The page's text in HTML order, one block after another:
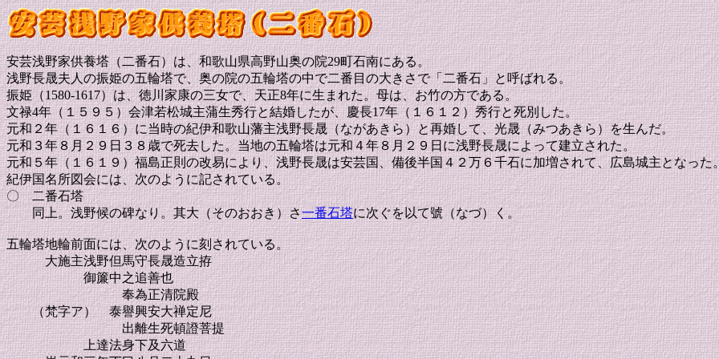
安芸浅野家供養塔（二番石）は、和歌山県高野山奥の院29町石南にある。
浅野長晟夫人の振姫の五輪塔で、奥の院の五輪塔の中で二番目の大きさで「二番石」と呼ばれる。
振姫（1580-1617）は、徳川家康の三女で、天正8年に生まれた。母は、お竹の方である。
文禄4年（１５９５）会津若松城主蒲生秀行と結婚したが、慶長17年（１６１２）秀行と死別した。
元和２年（１６１６）に当時の紀伊和歌山藩主浅野長晟（ながあきら）と再婚して、光晟（みつあきら）を生んだ。
元和３年８月２９日３８歳で死去した。当地の五輪塔は元和４年８月２９日に浅野長晟によって建立された。
元和５年（１６１９）福島正則の改易により、浅野長晟は安芸国、備後半国４２万６千石に加増されて、広島城主となった
紀伊国名所図会には、次のように記されている。
〇 二番石塔
同上。浅野候の碑なり。其大（そのおおき）さ一番石塔に次ぐを以て號（なづ）く。
五輪塔地輪前面には、次のように刻されている。
大施主浅野但馬守長晟造立拵
御簾中之追善也
奉為正清院殿
（梵字ア） 泰譽興安大禅定尼
出離生死頓證菩提
上達法身下及六道